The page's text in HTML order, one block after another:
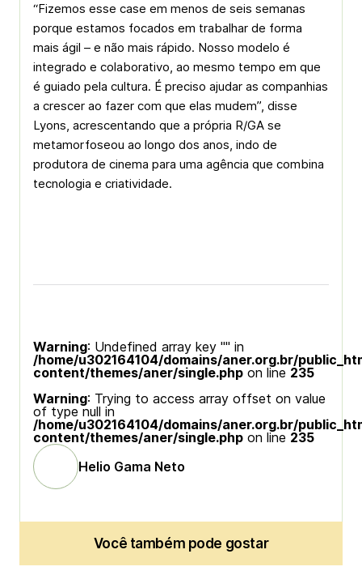
“Fizemos esse case em menos de seis semanas
porque estamos focados em trabalhar de forma
mais ágil – e não mais rápido. Nosso modelo é
integrado e colaborativo, ao mesmo tempo em que
é guiado pela cultura. É preciso ajudar as companhias
a crescer ao fazer com que elas mudem”, disse
Lyons, acrescentando que a própria R/GA se
metamorfoseou ao longo dos anos, indo de
produtora de cinema para uma agência que combina
tecnologia e criatividade.
Warning: Undefined array key "" in
/home/u302164104/domains/aner.org.br/
content/themes/aner/single.php on line 235
Warning: Trying to access array offset on value
of type null in
/home/u302164104/domains/aner.org.br/
content/themes/aner/single.php on line 235
Helio Gama Neto
Você também pode gostar